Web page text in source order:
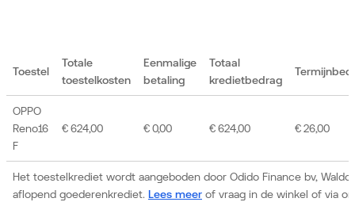
Toestel
Totale
toestelkosten
Eenmalige
betaling
Totaal
kredietbedrag
Het toestelkrediet wordt aangeboden door Odido Finance bv,
aflopend goederenkrediet. Lees meer of vraag in de winkel of via
OPPO
Reno16
F
€ 624,00 € 0,00 € 624,00 € 26,00